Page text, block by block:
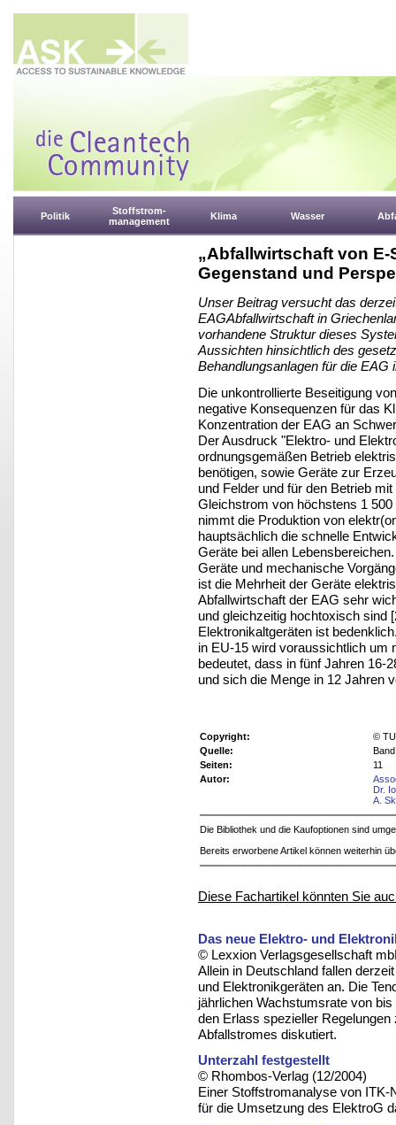
Politik
Stoffstrom-
management
Klima Wasser
„Abfallwirtschaft von
Gegenstand und
Unser Beitrag versucht das
EAGAbfallwirtschaft in
vorhandene Struktur dieses
Aussichten hinsichtlich des
Behandlungsanlagen für die EAG
Die unkontrollierte Beseitigung
negative Konsequenzen für das
Konzentration der EAG an
Der Ausdruck "Elektro- und
ordnungsgemäßen Betrieb
benötigen, sowie Geräte zur
und Felder und für den Betrieb
Gleichstrom von höchstens 1
nimmt die Produktion von
hauptsächlich die schnelle
Geräte bei allen
Geräte und mechanische
ist die Mehrheit der Geräte
Abfallwirtschaft der EAG sehr
und gleichzeitig hochtoxisch sind
Elektronikaltgeräten ist
in EU-15 wird voraussichtlich um
bedeutet, dass in fünf Jahren 16-
und sich die Menge in 12 Jahren
Copyright:
© TU
Quelle:
Seiten:
11
Autor:
Dr.
A.
Die Bibliothek und die Kaufoptionen sind
Bereits erworbene Artikel können weiterhin
Diese Fachartikel könnten Sie
Das neue Elektro- und
© Lexxion Verlagsgesellschaft
Allein in Deutschland fallen
und Elektronikgeräten an. Die
jährlichen Wachstumsrate von
den Erlass spezieller
Abfallstromes diskutiert.
Unterzahl festgestellt
© Rhombos-Verlag (12/2004)
Einer Stoffstromanalyse von
für die Umsetzung des ElektroG